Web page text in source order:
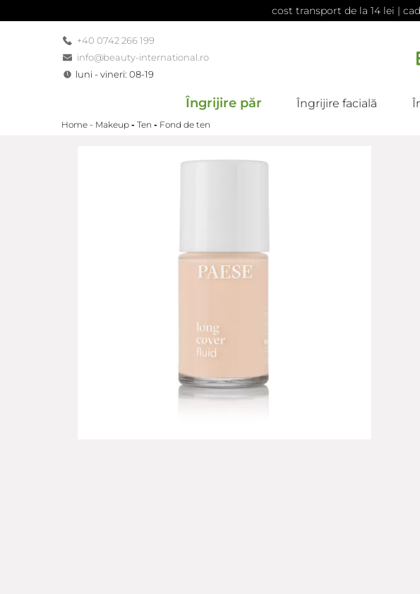
cost transport de la 14 lei |
+40 0742 266 199
info@beauty-international.ro
luni - vineri: 08-19
Îngrijire păr Îngrijire facială
Home - Makeup - Ten - Fond de ten